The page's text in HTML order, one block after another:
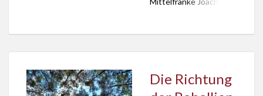
Kirchengemeinden
Ausdrucksstarke
Die Richtung